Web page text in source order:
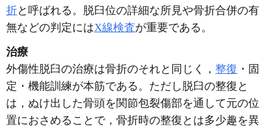
折と呼ばれる。脱臼位の詳細な所見や骨折合併の有
無などの判定にはX線検査が重要である。
治療
外傷性脱臼の治療は骨折のそれと同じく， 整復 ・固
定・機能訓練が本筋である。ただし脱臼の整復と
は，ぬけ出した骨頭を関節包裂傷部を通して元の位
置におさめることで，骨折時の整復とは多少趣を異